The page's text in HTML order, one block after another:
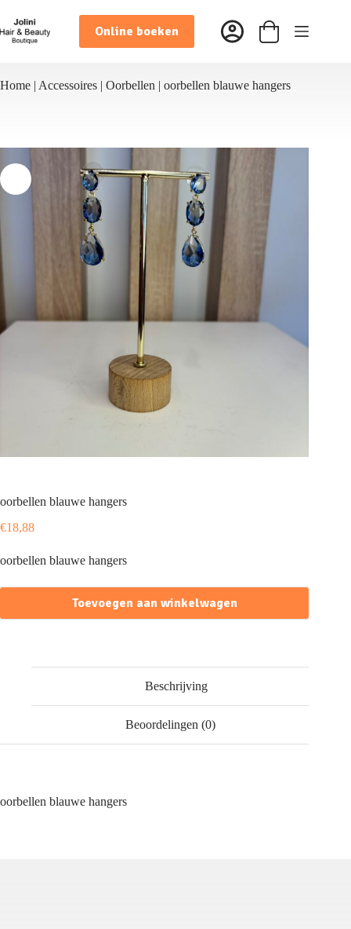
naar
de
inhoud
Online boeken Winkelwagen
Home | Accessoires | Oorbellen | oorbellen blauwe hangers
oorbellen blauwe hangers
€18,88
oorbellen blauwe hangers
Toevoegen aan winkelwagen
Beschrijving
Beoordelingen (0)
oorbellen blauwe hangers